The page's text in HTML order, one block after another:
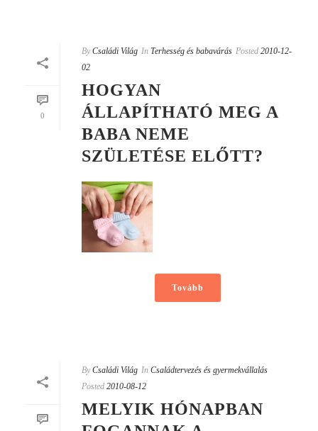
0
By Családi Világ In Terhesség és babavárás Posted 2010-12-
02
HOGYAN
ÁLLAPÍTHATÓ MEG A
BABA NEME
SZÜLETÉSE ELŐTT?
Tovább
By Családi Világ In Családtervezés és gyermekvállalás
Posted 2010-08-12
MELYIK HÓNAPBAN